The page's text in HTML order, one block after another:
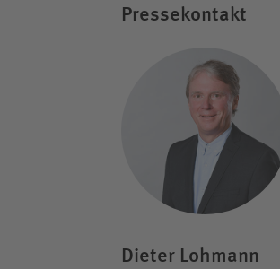
Pressekontakt
Dieter Lohmann